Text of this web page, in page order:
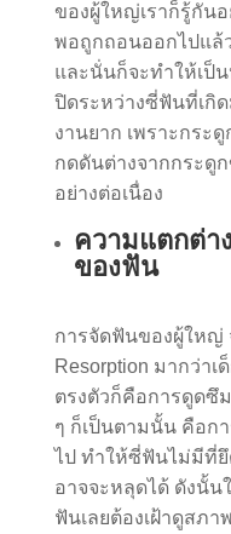
ของผู้ใหญ่เราก็รู้กัน
พอถูกถอนออกไปแล้
และนั่นก็จะทำให้เป็
ปิดระหว่างซี่ฟันที่เกิ
งานยาก เพราะกระ
กดดันต่างจากกระดูก
อย่างต่อเนื่อง
ความแตกต่า
ของฟัน
การจัดฟันของผู้ใหญ่
Resorption มากว่าเ
ตรงตัวก็คือการดูดซึ
ๆ ก็เป็นตามนั้น คือก
ไป ทำให้ซี่ฟันไม่มีที่
อาจจะหลุดได้ ดังนั้
ฟันเลยต้องเฝ้าดูสภ